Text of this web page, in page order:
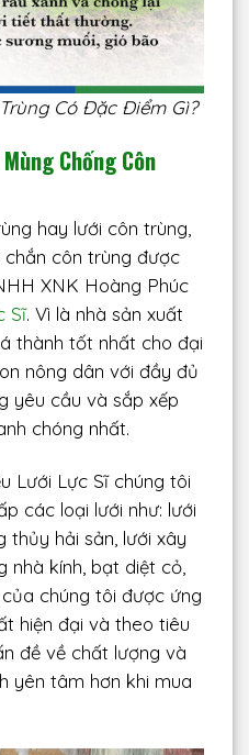
Có Đặc Điểm Gì?
Chống Côn
hay lưới côn trùng,
chắn côn trùng được
XNK Hoàng Phúc
Sĩ. Vì là nhà sản xuất
thành tốt nhất cho đại
nông dân với đầy đủ
yêu cầu và sắp xếp
chóng nhất.
Lưới Lực Sĩ chúng tôi
các loại lưới như: lưới
thủy hải sản, lưới xây
nhà kính, bạt diệt cỏ,
chúng tôi được ứng
hiện đại và theo tiêu
đề về chất lượng và
yên tâm hơn khi mua